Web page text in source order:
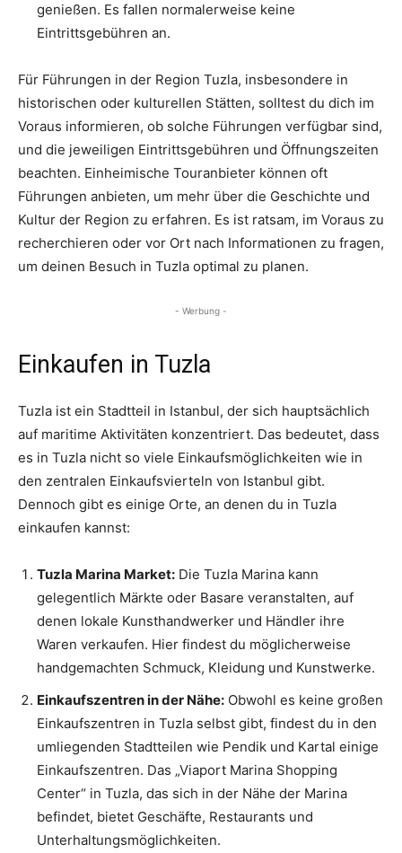
genießen. Es fallen normalerweise keine
Eintrittsgebühren an.
Für Führungen in der Region Tuzla, insbesondere in
historischen oder kulturellen Stätten, solltest du dich im
Voraus informieren, ob solche Führungen verfügbar sind,
und die jeweiligen Eintrittsgebühren und Öffnungszeiten
beachten. Einheimische Touranbieter können oft
Führungen anbieten, um mehr über die Geschichte und
Kultur der Region zu erfahren. Es ist ratsam, im Voraus zu
recherchieren oder vor Ort nach Informationen zu fragen,
um deinen Besuch in Tuzla optimal zu planen.
- Werbung -
Einkaufen in Tuzla
Tuzla ist ein Stadtteil in Istanbul, der sich hauptsächlich
auf maritime Aktivitäten konzentriert. Das bedeutet, dass
es in Tuzla nicht so viele Einkaufsmöglichkeiten wie in
den zentralen Einkaufsvierteln von Istanbul gibt.
Dennoch gibt es einige Orte, an denen du in Tuzla
einkaufen kannst:
Tuzla Marina Market: Die Tuzla Marina kann
gelegentlich Märkte oder Basare veranstalten, auf
denen lokale Kunsthandwerker und Händler ihre
Waren verkaufen. Hier findest du möglicherweise
handgemachten Schmuck, Kleidung und Kunstwerke.
Einkaufszentren in der Nähe: Obwohl es keine großen
Einkaufszentren in Tuzla selbst gibt, findest du in den
umliegenden Stadtteilen wie Pendik und Kartal einige
Einkaufszentren. Das „Viaport Marina Shopping
Center“ in Tuzla, das sich in der Nähe der Marina
befindet, bietet Geschäfte, Restaurants und
Unterhaltungsmöglichkeiten.